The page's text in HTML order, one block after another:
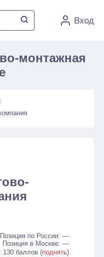
Вход
монтажная
Позиция по России: —
Позиция в Москве: —
130 баллов (поднять)